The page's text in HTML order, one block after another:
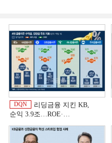
DQN
리딩금융 지킨 KB,
순익 3.9조…ROE·
상반기 금융 리그테이블]